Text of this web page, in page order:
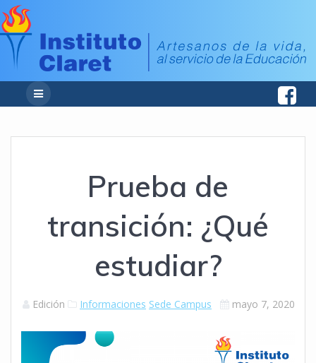
Prueba de
transición: ¿Qué
estudiar?
Edición Informaciones Sede Campus mayo 7, 2020